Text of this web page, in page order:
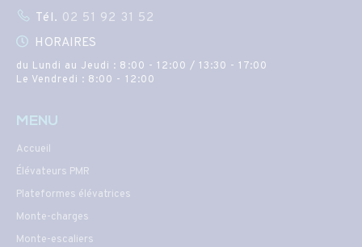
Tél. 02 51 92 31 52
HORAIRES
du Lundi au Jeudi : 8:00 - 12:00 / 13:30 - 17:00
Le Vendredi : 8:00 - 12:00
MENU
Accueil
Élévateurs PMR
Plateformes élévatrices
Monte-charges
Monte-escaliers